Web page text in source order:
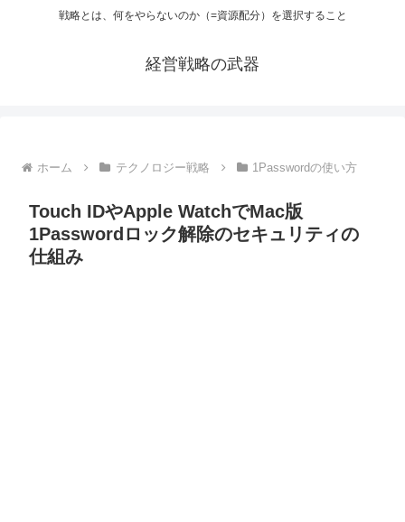
戦略とは、何をやらないのか（=資源配分）を選択すること
経営戦略の武器
ホーム テクノロジー戦略 1Passwordの使い方
Touch IDやApple WatchでMac版
1Passwordロック解除のセキュリティの
仕組み